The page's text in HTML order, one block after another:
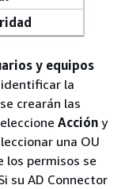
y equipos
la
crearán las
Acción y
una OU
los permisos se
su AD Connector